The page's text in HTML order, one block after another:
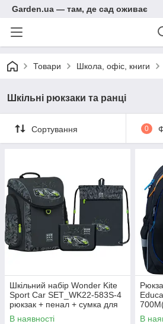
Garden.ua — там, де сад оживає
Товари Школа, офіс, книги
Шкільні рюкзаки та ранці
Сортування 0
Шкільний набір Wonder Kite
Sport Car SET_WK22-583S-4
рюкзак + пенал + сумка для
взуття
В наявності
В